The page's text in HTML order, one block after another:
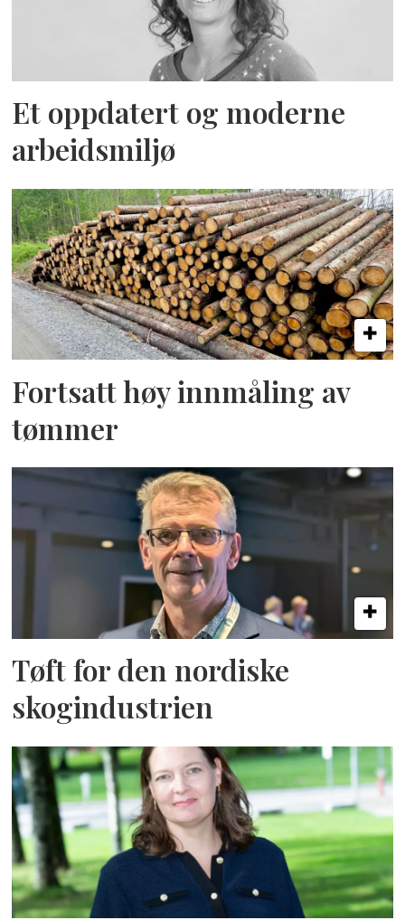
Et oppdatert og moderne
arbeidsmiljø
Fortsatt høy innmåling av
tømmer
Tøft for den nordiske
skogindustrien